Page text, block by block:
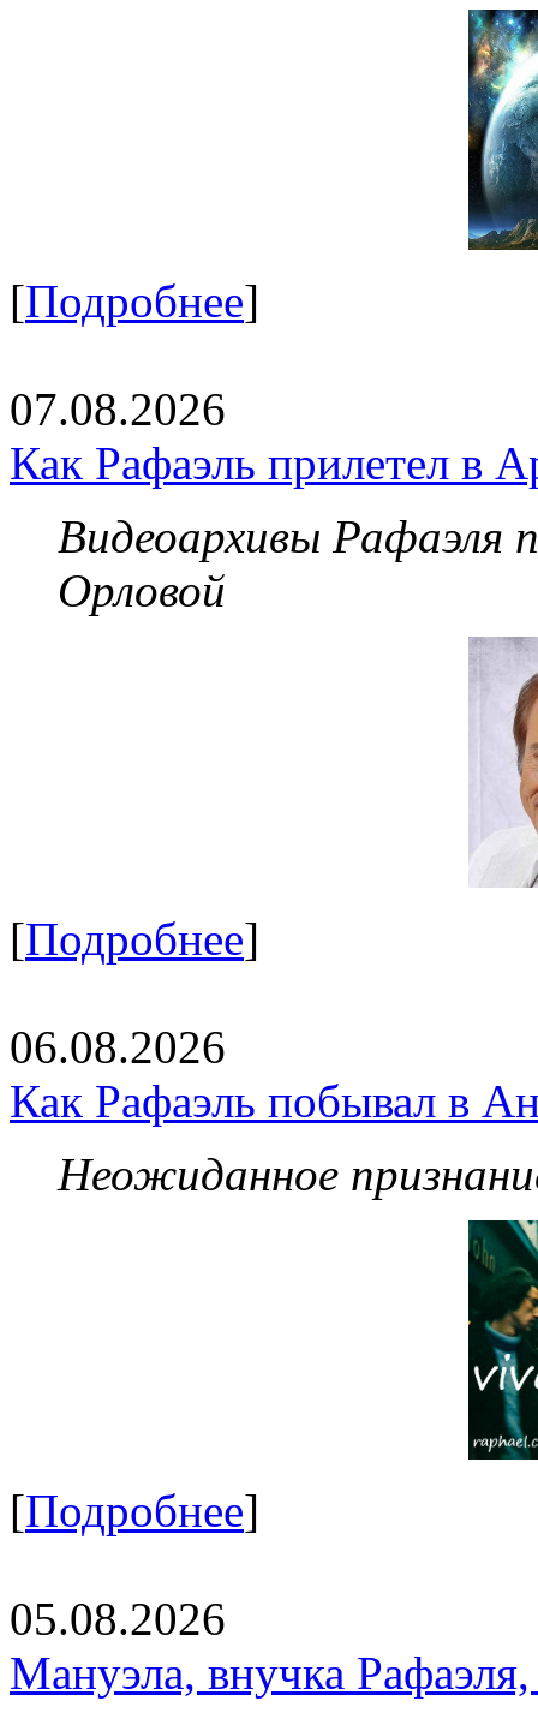
[Подробнее]
07.08.2026
Как Рафаэль прилетел в
Видеоархивы Рафаэля
Орловой
[Подробнее]
06.08.2026
Как Рафаэль побывал в
Неожиданное
[Подробнее]
05.08.2026
Мануэла, внучка